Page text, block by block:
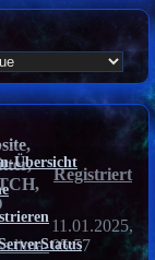
Registriert
11.01.2025,
05:57
Übersicht